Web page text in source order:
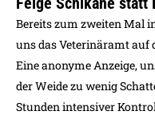
Bereits zum zweiten Mal
uns das Veterinäramt auf
Eine anonyme Anzeige,
der Weide zu wenig
Stunden intensiver